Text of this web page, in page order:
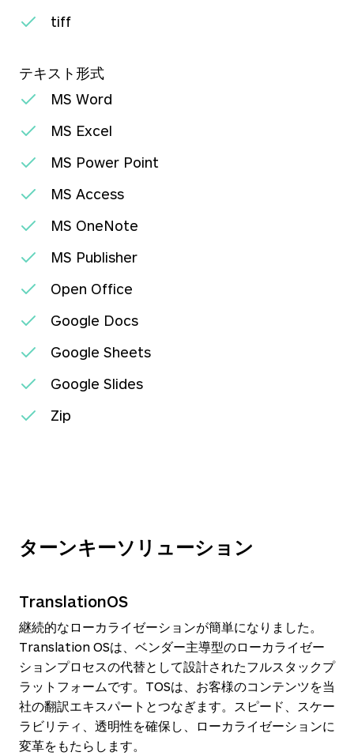
tiff
テキスト形式
MS Word
MS Excel
MS Power Point
MS Access
MS OneNote
MS Publisher
Open Office
Google Docs
Google Sheets
Google Slides
Zip
ターンキーソリューション
TranslationOS
継続的なローカライゼーションが簡単になりました。
Translation OSは、ベンダー主導型のローカライゼー
ションプロセスの代替として設計されたフルスタックプ
ラットフォームです。TOSは、お客様のコンテンツを当
社の翻訳エキスパートとつなぎます。スピード、スケー
ラビリティ、透明性を確保し、ローカライゼーションに
変革をもたらします。